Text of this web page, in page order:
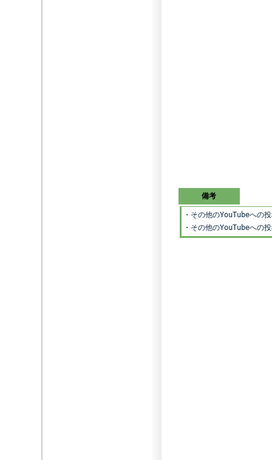
備考
・ その他のYouTubeへの
・ その他のYouTubeへの